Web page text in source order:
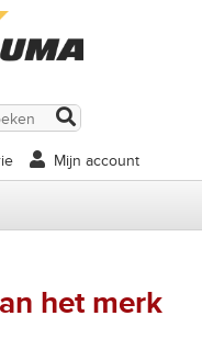
Mijn account
het merk